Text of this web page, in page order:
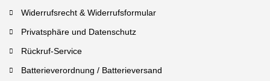
Widerrufsrecht & Widerrufsformular
Privatsphäre und Datenschutz
Rückruf-Service
Batterieverordnung / Batterieversand